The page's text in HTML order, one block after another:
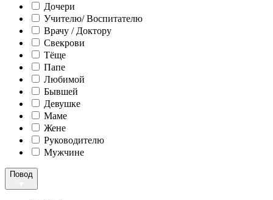
Дочери
Учителю/ Воспитателю
Врачу / Доктору
Свекрови
Тёще
Папе
Любимой
Бывшей
Девушке
Маме
Жене
Руководителю
Мужчине
Повод